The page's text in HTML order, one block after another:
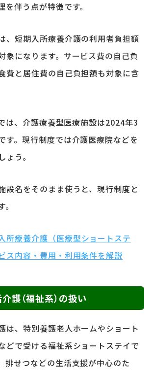
を伴う点が特徴です。
、短期入所療養介護の利用者負担額
象になります。サービス費の自己負
費と居住費の自己負担額も対象に含
は、介護療養型医療施設は2024年3
す。現行制度では介護医療院などを
う。
設名をそのまま使うと、現行制度と
所療養介護（医療型ショートステ
ス内容・費用・利用条件を解説
護（福祉系）の扱い
は、特別養護老人ホームやショート
どで受ける福祉系ショートステイで
排せつなどの生活支援が中心のた